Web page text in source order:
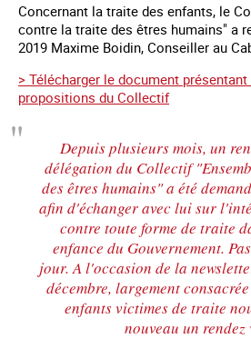
Concernant la traite des enfants, le
contre la traite des êtres humains" a
2019 Maxime Boidin, Conseiller au
> Télécharger le document
propositions du Collectif
Depuis plusieurs mois, un
délégation du Collectif
des êtres humains" a été
afin d'échanger avec lui sur
contre toute forme de traite
enfance du Gouvernement.
jour. A l'occasion de la
décembre, largement
enfants victimes de traite
nouveau un rendez